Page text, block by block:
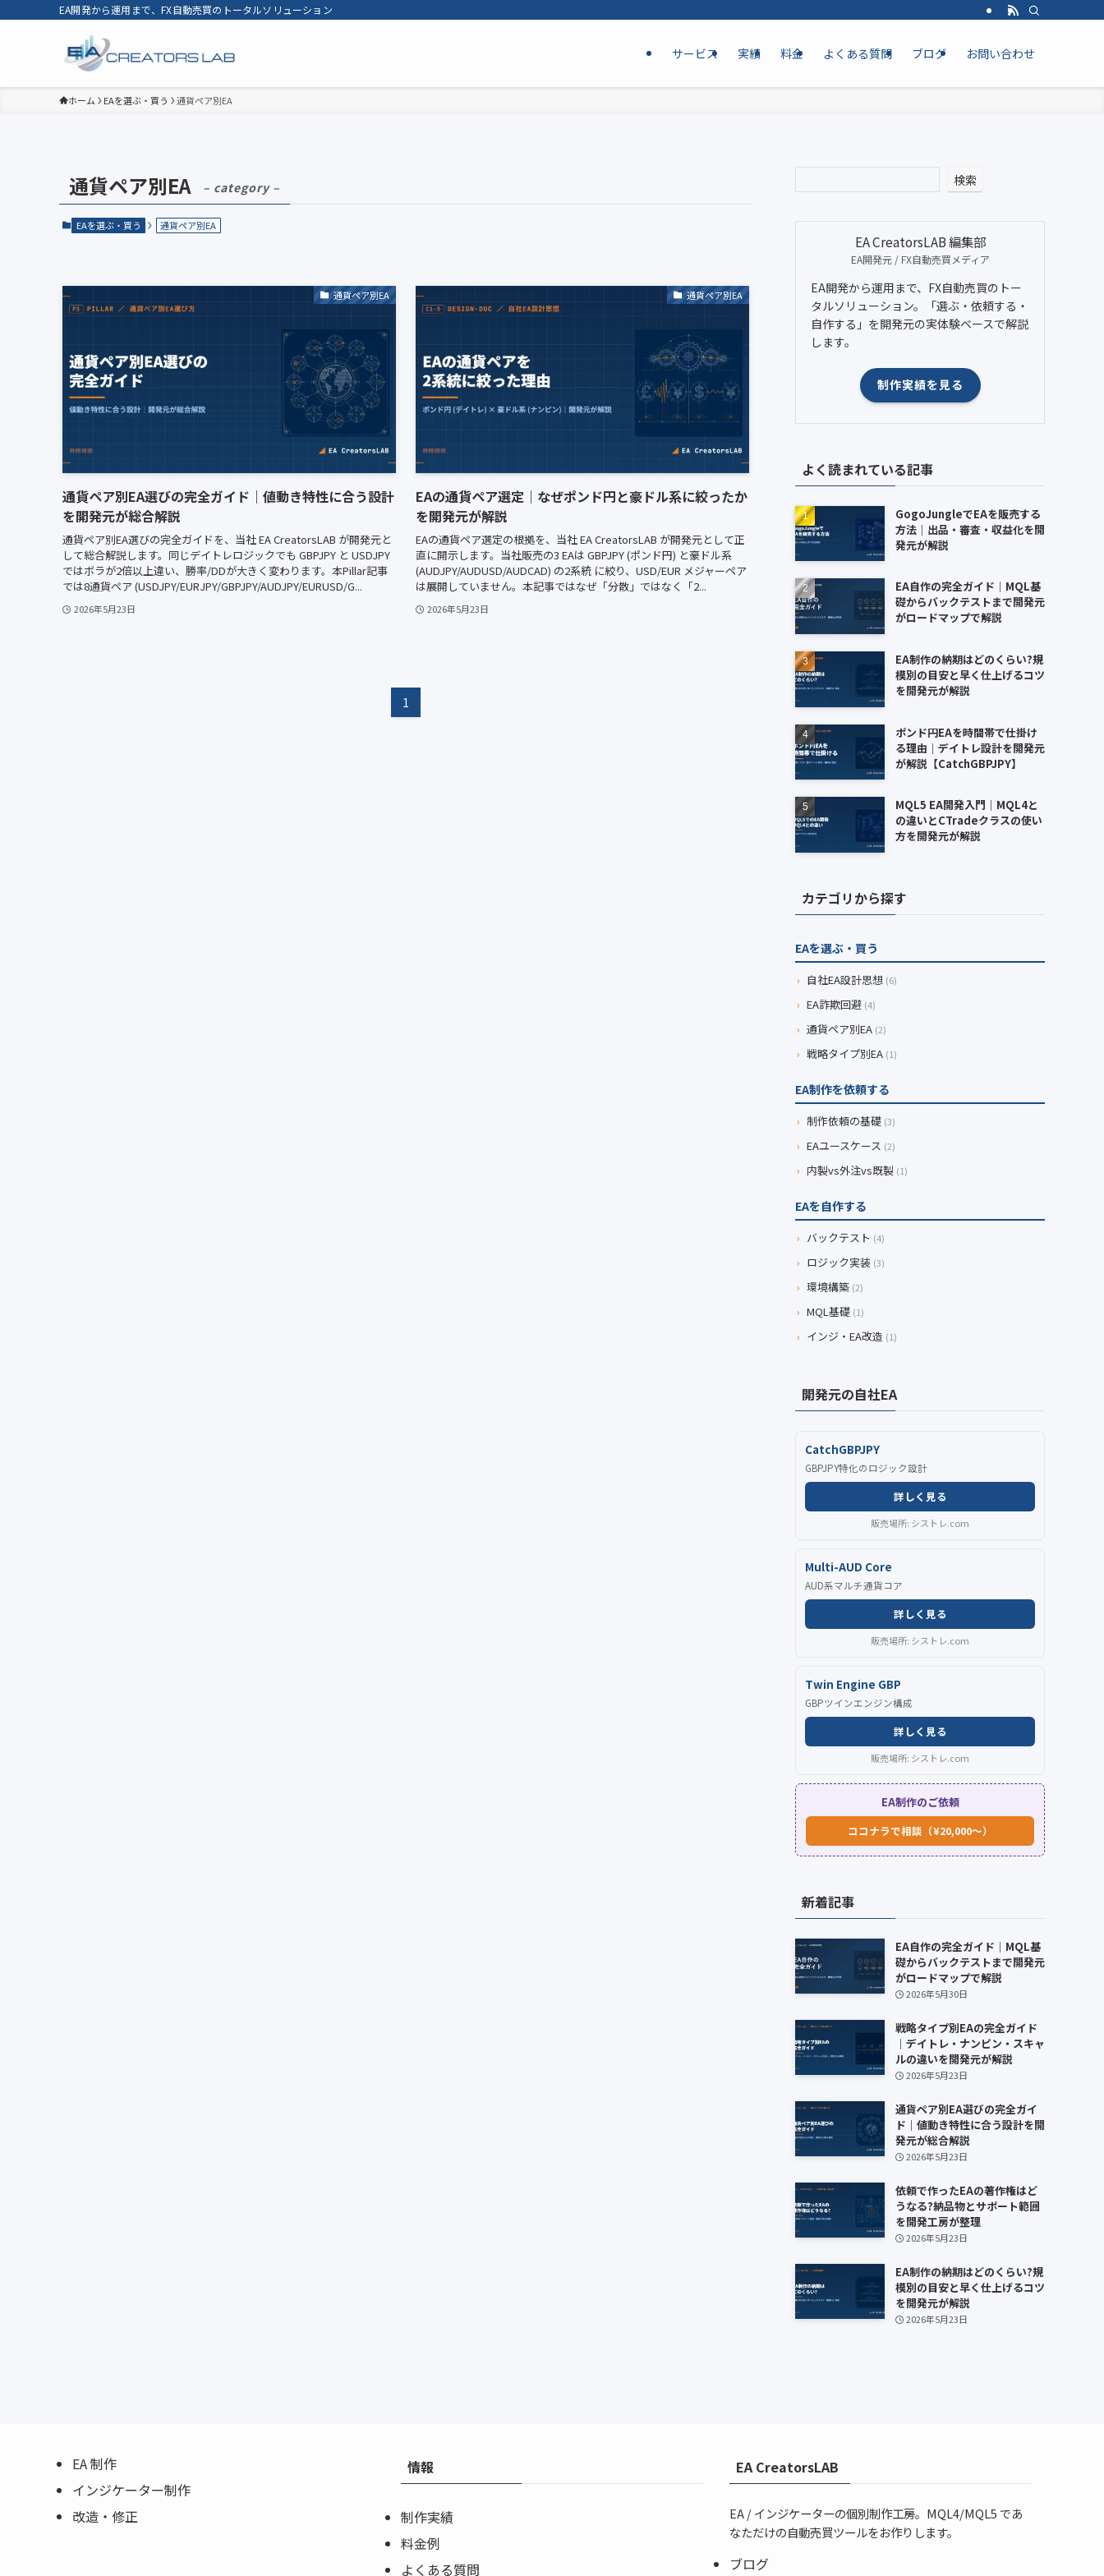
EA開発から運用まで、FX自動売買のトータルソリューション
サービス 実績 料金 よくある質問 ブログ お問い合わせ
ホーム EAを選ぶ・買う 通貨ペア別EA
通貨ペア別EA – category –
EAを選ぶ・買う 通貨ペア別EA
通貨ペア別EA
通貨ペア別EA選びの完全ガイド｜値動き特性に合う設計
を開発元が総合解説
通貨ペア別EA選びの完全ガイドを、当社 EA CreatorsLAB が開発元と
して総合解説します。同じデイトレロジックでも GBPJPY と USDJPY
ではボラが2倍以上違い、勝率/DDが大きく変わります。本Pillar記事
では8通貨ペア (USDJPY/EURJPY/GBPJPY/AUDJPY/EURUSD/G...
2026年5月23日
通貨ペア別EA
EAの通貨ペア選定｜なぜポンド円と豪ドル系に絞ったか
を開発元が解説
EAの通貨ペア選定の根拠を、当社 EA CreatorsLAB が開発元として正
直に開示します。当社販売の3 EAは GBPJPY (ポンド円) と豪ドル系
(AUDJPY/AUDUSD/AUDCAD) の2系統 に絞り、USD/EUR メジャーペア
は展開していません。本記事ではなぜ「分散」ではなく「2...
2026年5月23日
1
検索
EA CreatorsLAB 編集部
EA開発元 / FX自動売買メディア
EA開発から運用まで、FX自動売買のトー
タルソリューション。「選ぶ・依頼する・
自作する」を開発元の実体験ベースで解説
します。
制作実績を見る
よく読まれている記事
GogoJungleでEAを販売する
方法｜出品・審査・収益化を開
発元が解説
EA自作の完全ガイド｜MQL基
礎からバックテストまで開発元
がロードマップで解説
EA制作の納期はどのくらい?規
模別の目安と早く仕上げるコツ
を開発元が解説
ポンド円EAを時間帯で仕掛け
る理由｜デイトレ設計を開発元
が解説【CatchGBPJPY】
MQL5 EA開発入門｜MQL4と
の違いとCTradeクラスの使い
方を開発元が解説
カテゴリから探す
EAを選ぶ・買う
› 自社EA設計思想 (6)
› EA詐欺回避 (4)
› 通貨ペア別EA (2)
› 戦略タイプ別EA (1)
EA制作を依頼する
› 制作依頼の基礎 (3)
› EAユースケース (2)
› 内製vs外注vs既製 (1)
EAを自作する
› バックテスト (4)
› ロジック実装 (3)
› 環境構築 (2)
› MQL基礎 (1)
› インジ・EA改造 (1)
開発元の自社EA
CatchGBPJPY
GBPJPY特化のロジック設計
詳しく見る
販売場所: シストレ.com
Multi-AUD Core
AUD系マルチ通貨コア
詳しく見る
販売場所: シストレ.com
Twin Engine GBP
GBPツインエンジン構成
詳しく見る
販売場所: シストレ.com
EA制作のご依頼
ココナラで相談（¥20,000〜）
新着記事
EA自作の完全ガイド｜MQL基
礎からバックテストまで開発元
がロードマップで解説
2026年5月30日
戦略タイプ別EAの完全ガイド
｜デイトレ・ナンピン・スキャ
ルの違いを開発元が解説
2026年5月23日
通貨ペア別EA選びの完全ガイ
ド｜値動き特性に合う設計を開
発元が総合解説
2026年5月23日
依頼で作ったEAの著作権はど
うなる?納品物とサポート範囲
を開発工房が整理
2026年5月23日
EA制作の納期はどのくらい?規
模別の目安と早く仕上げるコツ
を開発元が解説
2026年5月23日
EA 制作
インジケーター制作
改造・修正
情報
制作実績
料金例
よくある質問
EA CreatorsLAB
EA / インジケーターの個別制作工房。MQL4/MQL5 であ
なただけの自動売買ツールをお作りします。
ブログ